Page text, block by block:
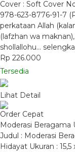
Cover : Soft Cover
978-623-8776-91-7
perkataan Allah
(lafzhan wa
shollallohu…
Rp 226.000
Tersedia
Lihat Detail
Order Cepat
Moderasi Beragama
Judul : Moderasi
Hidayat Ukuran :